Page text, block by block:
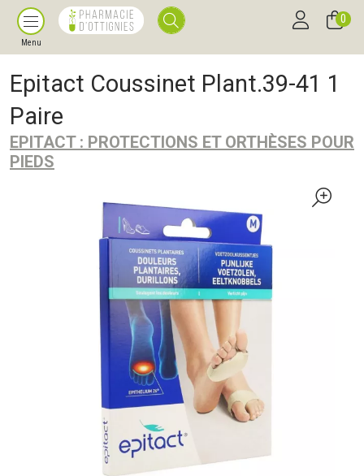
Menu
0
Epitact Coussinet Plant.39-41 1
Paire
EPITACT : PROTECTIONS ET ORTHÈSES POUR
PIEDS